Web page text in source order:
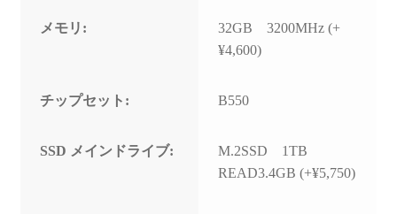
メモリ:
32GB 3200MHz (+
¥4,600)
チップセット: B550
SSD メインドライブ:
M.2SSD 1TB
READ3.4GB (+¥5,750)